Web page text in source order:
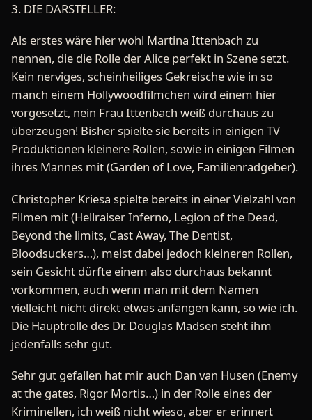
3. DIE DARSTELLER:
Als erstes wäre hier wohl Martina Ittenbach zu
nennen, die die Rolle der Alice perfekt in Szene setzt.
Kein nerviges, scheinheiliges Gekreische wie in so
manch einem Hollywoodfilmchen wird einem hier
vorgesetzt, nein Frau Ittenbach weiß durchaus zu
überzeugen! Bisher spielte sie bereits in einigen TV
Produktionen kleinere Rollen, sowie in einigen Filmen
ihres Mannes mit (Garden of Love, Familienradgeber).
Christopher Kriesa spielte bereits in einer Vielzahl von
Filmen mit (Hellraiser Inferno, Legion of the Dead,
Beyond the limits, Cast Away, The Dentist,
Bloodsuckers…), meist dabei jedoch kleineren Rollen,
sein Gesicht dürfte einem also durchaus bekannt
vorkommen, auch wenn man mit dem Namen
vielleicht nicht direkt etwas anfangen kann, so wie ich.
Die Hauptrolle des Dr. Douglas Madsen steht ihm
jedenfalls sehr gut.
Sehr gut gefallen hat mir auch Dan van Husen (Enemy
at the gates, Rigor Mortis…) in der Rolle eines der
Kriminellen, ich weiß nicht wieso, aber er erinnert